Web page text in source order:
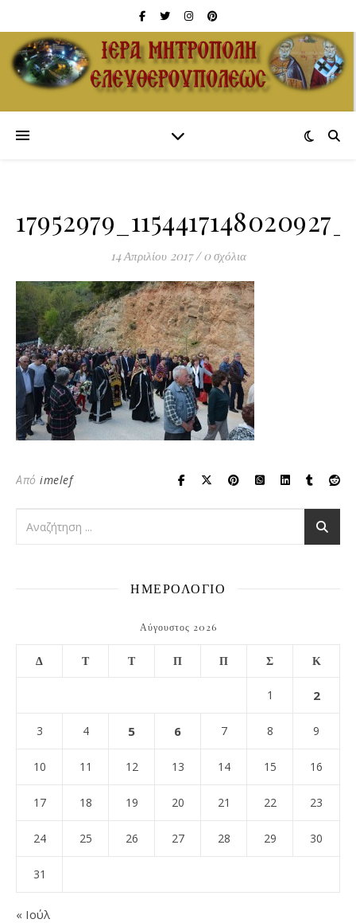
14 Απριλίου 2017 / 0 σχόλια
Από imelef
ΗΜΕΡΟΛΟΓΙΟ
Αύγουστος 2026
Δ Τ Τ Π Π Σ Κ
1 2
3 4 5 6 7 8 9
10 11 12 13 14 15 16
17 18 19 20 21 22 23
24 25 26 27 28 29 30
31
« Ιούλ